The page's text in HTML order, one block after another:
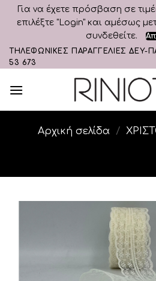
Για να έχετε πρόσβαση σε
επιλέξτε "Login" και αμέσως
συνδεθείτε.
Skip
to
ΤΗΛΕΦΩΝΙΚΕΣ ΠΑΡΑΓΓΕΛΙΕΣ ΔΕΥ-
53 673
Αρχική σελίδα /